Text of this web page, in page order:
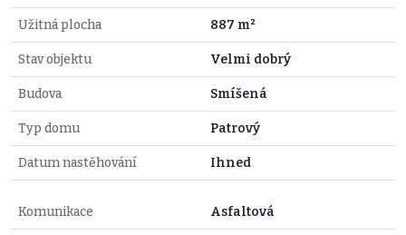
Užitná plocha 887 m²
Stav objektu Velmi dobrý
Budova Smíšená
Typ domu Patrový
Datum nastěhování Ihned
Komunikace Asfaltová